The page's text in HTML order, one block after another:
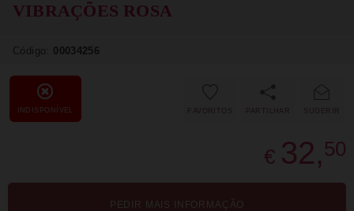
VIBRAÇÕES ROSA
Código: 00034256
INDISPONÍVEL SUGERIR
FAVORITOS
€ 32, 50
PEDIR MAIS INFORMAÇÃO